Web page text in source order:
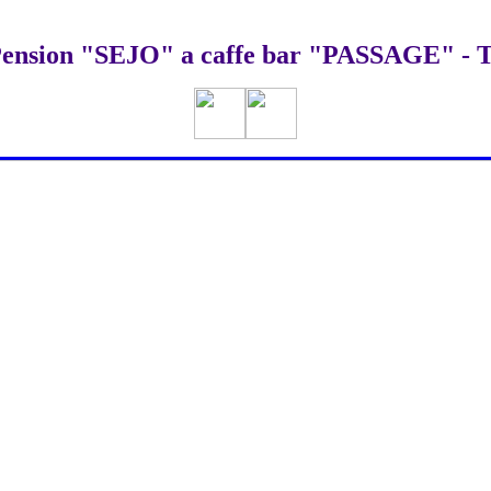
"SEJO" a caffe bar "PASSAGE" -